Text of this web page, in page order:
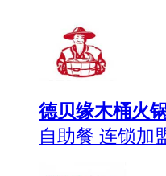
德贝缘木桶火
自助餐 连锁加